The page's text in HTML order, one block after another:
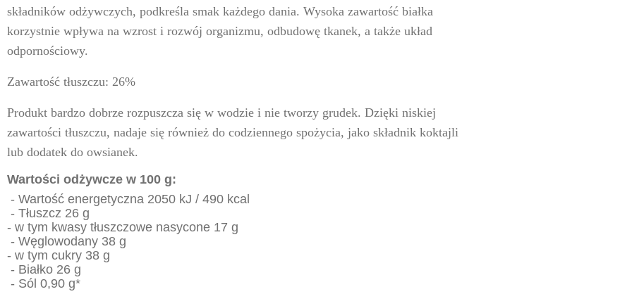
składników odżywczych, podkreśla smak każdego dania. Wysoka zawartość białka
korzystnie wpływa na wzrost i rozwój organizmu, odbudowę tkanek, a także układ
odpornościowy.
Zawartość tłuszczu: 26%
Produkt bardzo dobrze rozpuszcza się w wodzie i nie tworzy grudek. Dzięki niskiej
zawartości tłuszczu, nadaje się również do codziennego spożycia, jako składnik koktajli
lub dodatek do owsianek.
Wartości odżywcze w 100 g:
- Wartość energetyczna 2050 kJ / 490 kcal
- Tłuszcz 26 g
- w tym kwasy tłuszczowe nasycone 17 g
- Węglowodany 38 g
- w tym cukry 38 g
- Białko 26 g
- Sól 0,90 g*